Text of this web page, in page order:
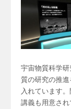
宇宙物質科学
質の研究の推
入れています
講義も用意さ